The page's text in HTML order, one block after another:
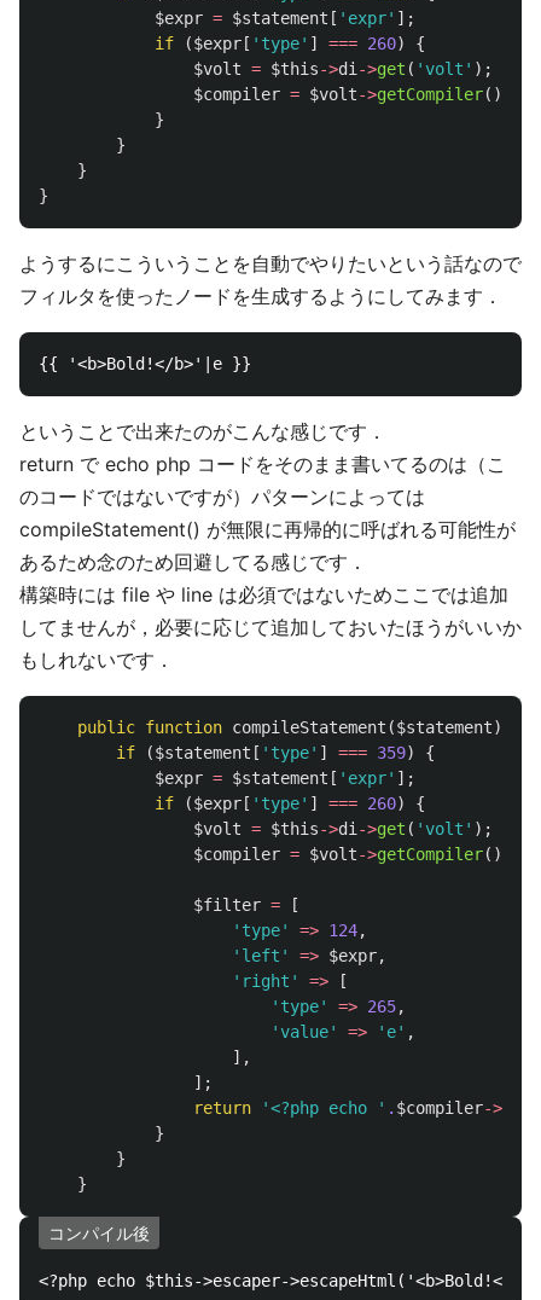
$expr = $statement [ 'expr' ];
if
($expr [ 'type' ] === 260)
{
$volt = $this->di ->get ( 'volt' );
$compiler = $volt->getCompiler();
}
}
}
}
ようするにこういうことを自動でやりたいという話なので
フィルタを使ったノードを生成するようにしてみます．
ということで出来たのがこんな感じです．
return で echo php コードをそのまま書いてるのは（こ
のコードではないですが）パターンによっては
compileStatement() が無限に再帰的に呼ばれる可能性が
あるため念のため回避してる感じです．
構築時には file や line は必須ではないためここでは追加
してませんが，必要に応じて追加しておいたほうがいいか
もしれないです．
public function compileStatement ($statement)
if
($statement [ 'type' ] === 359)
{
$expr = $statement [ 'expr' ];
if
($expr [ 'type' ] === 260)
{
$volt = $this->di ->get ( 'volt' );
$compiler = $volt->getCompiler();
$filter =
[
'type'
=> 124,
'left'
=> $expr,
'right'
=>
[
'type'
=> 265,
'value'
=> 'e' ,
],
];
return
'<?php echo ' . $compiler->
}
}
}
コンパイル後